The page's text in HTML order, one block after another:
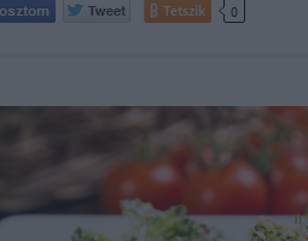
Tetszik 0